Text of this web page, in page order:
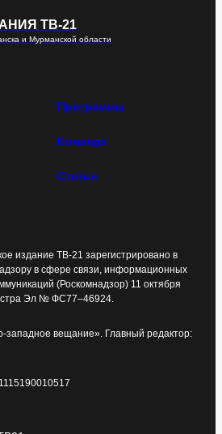
ТВ-21
и Мурманской области
Программы
Команда
Статьи
издание ТВ-21 зарегистрировано в
в сфере связи, информационных
(Роскомнадзор) 11 октября
Эл № ФС77–46924.
вещание». Главный редактор: